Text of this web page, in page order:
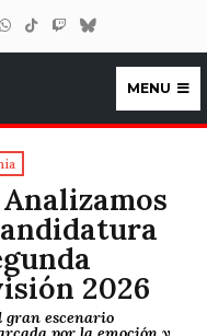
MENU
2026
gran escenario